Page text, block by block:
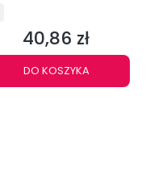
Cena
40,86 zł
DO KOSZYKA